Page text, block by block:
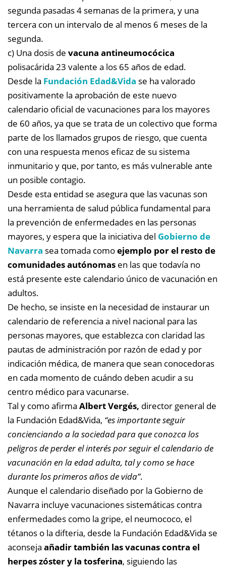
segunda pasadas 4 semanas de la primera, y una
tercera con un intervalo de al menos 6 meses de la
segunda.
c) Una dosis de vacuna antineumocócica
polisacárida 23 valente a los 65 años de edad.
Desde la Fundación Edad&Vida se ha valorado
positivamente la aprobación de este nuevo
calendario oficial de vacunaciones para los mayores
de 60 años, ya que se trata de un colectivo que forma
parte de los llamados grupos de riesgo, que cuenta
con una respuesta menos eficaz de su sistema
inmunitario y que, por tanto, es más vulnerable ante
un posible contagio.
Desde esta entidad se asegura que las vacunas son
una herramienta de salud pública fundamental para
la prevención de enfermedades en las personas
mayores, y espera que la iniciativa del Gobierno de
Navarra sea tomada comoejemplo por el resto de
comunidades autónomas en las que todavía no
está presente este calendario único de vacunación en
adultos.
De hecho, se insiste en la necesidad de instaurar un
calendario de referencia a nivel nacional para las
personas mayores, que establezca con claridad las
pautas de administración por razón de edad y por
indicación médica, de manera que sean conocedoras
en cada momento de cuándo deben acudir a su
centro médico para vacunarse.
Tal y como afirma Albert Vergés, director general de
la Fundación Edad&Vida, “es importante seguir
concienciando a la sociedad para que conozca los
peligros de perder el interés por seguir el calendario de
vacunación en la edad adulta, tal y como se hace
durante los primeros años de vida”.
Aunque el calendario diseñado por la Gobierno de
Navarra incluye vacunaciones sistemáticas contra
enfermedades como la gripe, el neumococo, el
tétanos o la difteria, desde la Fundación Edad&Vida se
aconseja añadir también las vacunas contra el
herpes zóster y la tosferina, siguiendo las